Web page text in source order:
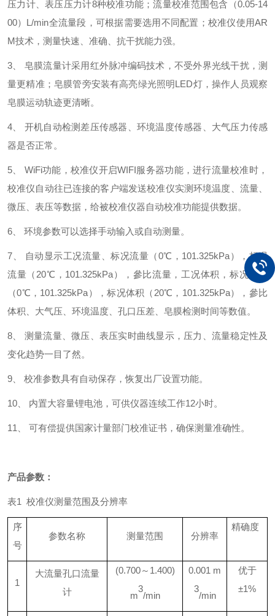
压力计、表压压力计8种校准功能；流量校准范围包含（0.05-14
00）L/min全流量段，可根据需要选用不同配置；校准仪使用AR
M技术，测量快速、准确、抗干扰能力强。
3、 皂膜流量计采用红外脉冲编码技术，不受外界光线干扰，测
量更精准；皂膜管旁安装有高亮绿光照明LED灯，操作人员观察
皂膜运动轨迹更清晰。
4、 开机自动检测差压传感器、环境温度传感器、大气压力传感
器是否正常。
5、 WiFi功能，校准仪开启WIFI服务器功能，进行流量校准时，
校准仪自动往已连接的客户端发送校准仪实测环境温度、流量、
微压、表压等数据，给被校准仪器自动校准功能提供数据。
6、 环境参数可以选择手动输入或自动测量。
7、 自动显示工况流量、标况流量（0℃，101.325kPa），标况
流量（20℃，101.325kPa），參比流量，工况体积，标况体积
（0℃，101.325kPa），标况体积（20℃，101.325kPa），參比
体积、大气压、环境温度、孔口压差、皂膜检测时间等数值。
8、 测量流量、微压、表压实时曲线显示，压力、流量稳定性及
变化趋势一目了然。
9、 校准参数具有自动保存，恢复出厂设置功能。
10、 内置大容量锂电池，可供仪器连续工作12小时。
11、 可有偿提供国家计量部门校准证书，确保测量准确性。
产品参数：
表1 校准仪测量范围及分辨率
序
号
参数名称 测量范围 分辨率
精确度
1
大流量孔口流量
计
(0.700～ 1.400)
m
3
/min
0.001 m
3
/min
优于
±1%